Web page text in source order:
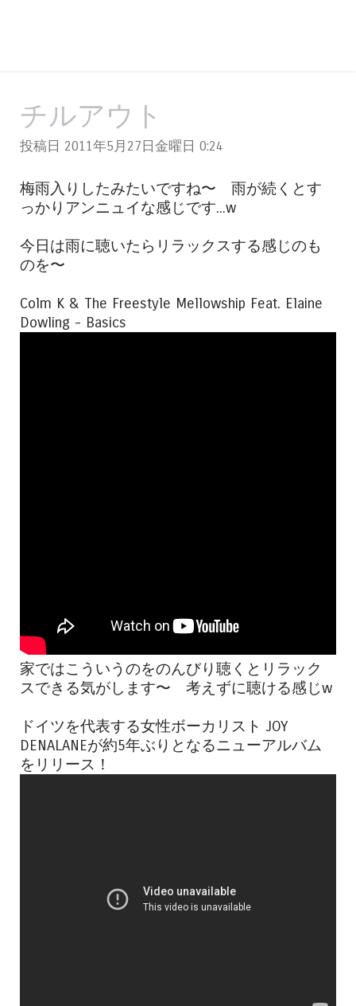
チルアウト
投稿日 2011年5月27日金曜日 0:24
梅雨入りしたみたいですね〜 雨が続くとす
っかりアンニュイな感じです...w
今日は雨に聴いたらリラックスする感じのも
のを〜
Colm K & The Freestyle Mellowship Feat. Elaine
Dowling - Basics
家ではこういうのをのんびり聴くとリラック
スできる気がします〜 考えずに聴ける感じw
ドイツを代表する女性ボーカリスト JOY
DENALANEが約5年ぶりとなるニューアルバム
をリリース！